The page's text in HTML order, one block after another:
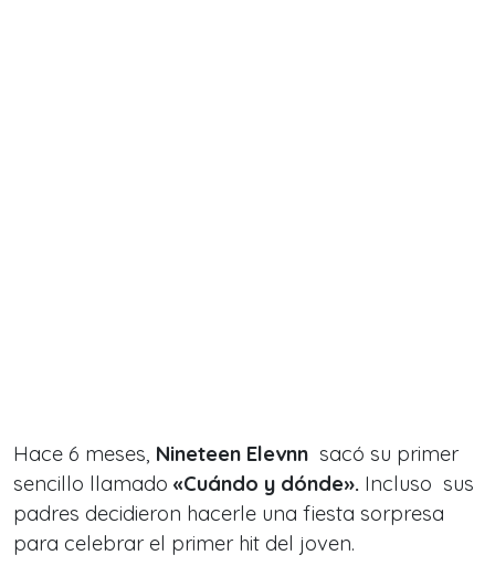
Hace 6 meses, Nineteen Elevnn sacó su primer
sencillo llamado «Cuándo y dónde». Incluso sus
padres decidieron hacerle una fiesta sorpresa
para celebrar el primer hit del joven.